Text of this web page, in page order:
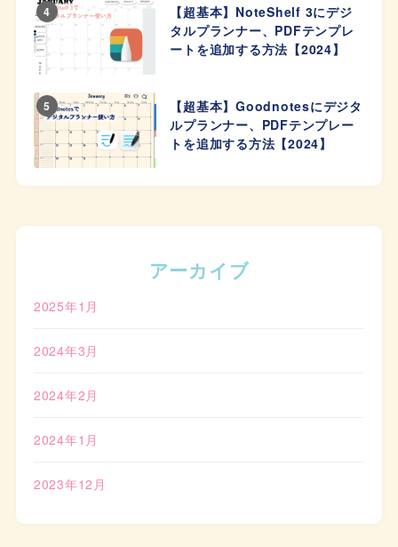
4
【超基本】NoteShelf 3にデジ
タルプランナー、PDFテンプレ
ートを追加する方法【2024】
5
【超基本】Goodnotesにデジタ
ルプランナー、PDFテンプレー
トを追加する方法【2024】
アーカイブ
2025年1月
2024年3月
2024年2月
2024年1月
2023年12月